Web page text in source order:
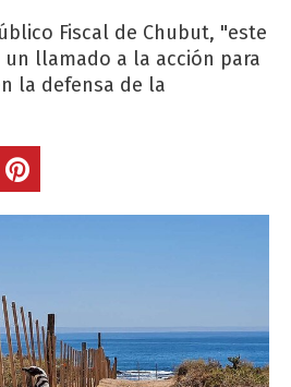
Fiscal de Chubut, "este
un llamado a la acción para
la defensa de la